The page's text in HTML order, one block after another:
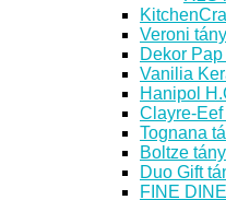
Veroni
Dekor
Vanilia
Hanipol
Clayre-
Tognana
Boltze
Duo Gift
FINE